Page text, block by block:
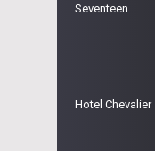
Seventeen
Hotel Chevalier